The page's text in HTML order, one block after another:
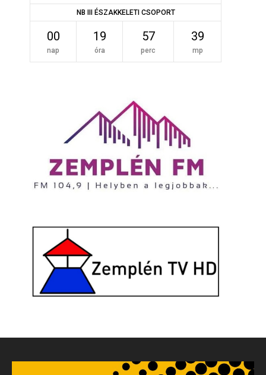
NB III ÉSZAKKELETI CSOPORT
00
nap
19
óra
57
perc
38
mp